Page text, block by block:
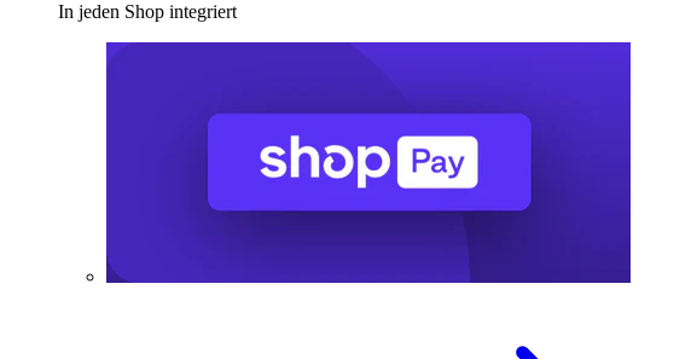
In jeden Shop integriert